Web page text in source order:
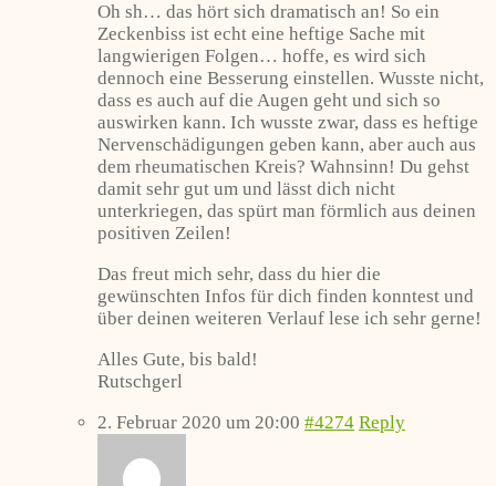
Oh sh… das hört sich dramatisch an! So ein
Zeckenbiss ist echt eine heftige Sache mit
langwierigen Folgen… hoffe, es wird sich
dennoch eine Besserung einstellen. Wusste nicht,
dass es auch auf die Augen geht und sich so
auswirken kann. Ich wusste zwar, dass es heftige
Nervenschädigungen geben kann, aber auch aus
dem rheumatischen Kreis? Wahnsinn! Du gehst
damit sehr gut um und lässt dich nicht
unterkriegen, das spürt man förmlich aus deinen
positiven Zeilen!
Das freut mich sehr, dass du hier die
gewünschten Infos für dich finden konntest und
über deinen weiteren Verlauf lese ich sehr gerne!
Alles Gute, bis bald!
Rutschgerl
2. Februar 2020 um 20:00 #4274 Reply